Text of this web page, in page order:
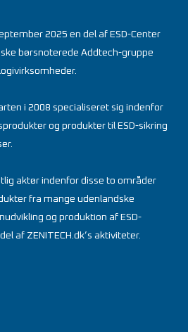
2025 en del af ESD-Center
børsnoterede Addtech-gruppe
i 2008 specialiseret sig indenfor
og produkter til ESD-sikring
aktør indenfor disse to områder
fra mange udenlandske
og produktion af ESD-
af ZENITECH.dk’s aktiviteter.